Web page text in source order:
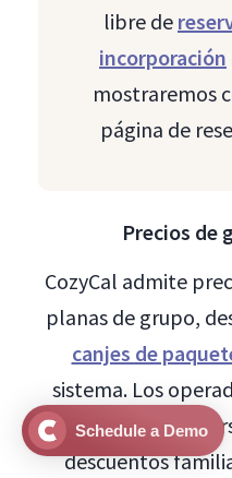
libre de
incorporación
mostraremos
página de
Precios de
CozyCal admite
planas de grupo,
canjes de
sistema. Los
cobrar $50 por
descuentos
Schedule a Demo